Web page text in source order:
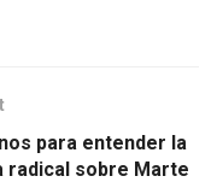
para entender la
radical sobre Marte